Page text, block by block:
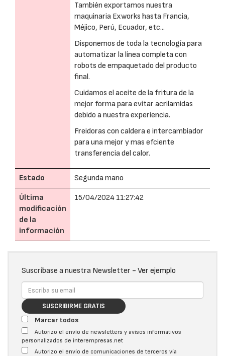
También exportamos nuestra
maquinaria Exworks hasta Francia,
Méjico, Perú, Ecuador, etc...
Disponemos de toda la tecnología para
automatizar la línea completa con
robots de empaquetado del producto
final.
Cuidamos el aceite de la fritura de la
mejor forma para evitar acrilamidas
debido a nuestra experiencia.
Freidoras con caldera e intercambiador
para una mejor y mas efciente
transferencia del calor.
Estado Segunda mano
Última
modificación
de la
información
15/04/2024 11:27:42
Suscríbase a nuestra Newsletter - Ver ejemplo
SUSCRIBIRME GRATIS
Marcar todos
Autorizo el envío de newsletters y avisos informativos
personalizados de interempresas.net
Autorizo el envío de comunicaciones de terceros vía